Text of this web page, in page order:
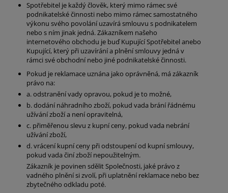
Spotřebitel je každý člověk, který mimo rámec své
podnikatelské činnosti nebo mimo rámec samostatného
výkonu svého povolání uzavírá smlouvu s podnikatelem
nebo s ním jinak jedná. Zákazníkem našeho
internetového obchodu je buď Kupující Spotřebitel anebo
Kupující, který při uzavírání a plnění smlouvy jedná v
rámci své obchodní nebo jiné podnikatelské činnosti.
Pokud je reklamace uznána jako oprávněná, má zákazník
právo na:
a. odstranění vady opravou, pokud je to možné,
b. dodání náhradního zboží, pokud vada brání řádnému
užívání zboží a není opravitelná,
c. přiměřenou slevu z kupní ceny, pokud vada nebrání
užívání zboží,
d. vrácení kupní ceny při odstoupení od kupní smlouvy,
pokud vada činí zboží nepoužitelným.
Zákazník je povinen sdělit Společnosti, jaké právo z
vadného plnění si zvolí, při uplatnění reklamace nebo bez
zbytečného odkladu poté.